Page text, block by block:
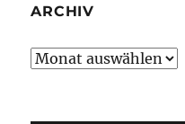
ARCHIV
Archiv